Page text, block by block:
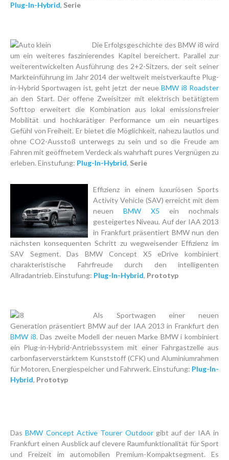
Plug-In-Hybrid, Serie
Die Erfolgsgeschichte des BMW i8 wird
um ein weiteres faszinierendes Kapitel bereichert. Parallel zur
weiterentwickelten Ausführung des 2+2-Sitzers, der seit seiner
Markteinführung im Jahr 2014 der weltweit meistverkaufte Plug-
in-Hybrid Sportwagen ist, geht jetzt der neueBMW i8 Roadster
an den Start. Der offene Zweisitzer mit elektrisch betätigtem
Softtop erweitert die Kombination aus lokal emissionsfreier
Mobilität und hochkarätiger Performance um ein neuartiges
Gefühl von Freiheit. Er bietet die Möglichkeit, nahezu lautlos und
ohne CO2-Ausstoß unterwegs zu sein und so die Freude am
Fahren mit geöffnetem Verdeck als wahrhaft pures Vergnügen zu
erleben. Einstufung: Plug-In-Hybrid, Serie
Effizienz in einem luxuriösen Sports
Activity Vehicle (SAV) erreicht mit dem
neuen BMW X5 ein nochmals
gesteigertes Niveau. Auf der IAA 2013
in Frankfurt präsentiert BMW nun den
nächsten konsequenten Schritt zu wegweisender Effizienz im
SAV Segment. Das BMW Concept X5 eDrive kombiniert
charakteristische Fahrfreude durch den intelligenten
Allradantrieb. Einstufung: Plug-In-Hybrid, Prototyp
Als Sportwagen einer neuen
Generation präsentiert BMW auf der IAA 2013 in Frankfurt den
BMW i8. Das zweite Modell der neuen Marke BMW i kombiniert
ein Plug-in-Hybrid-Antriebssystem mit einer Fahrgastzelle aus
carbonfaserverstärktem Kunststoff (CFK) und Aluminiumrahmen
für Motoren, Energiespeicher und Fahrwerk. Einstufung: Plug-In-
Hybrid, Prototyp
DasBMW Concept Active Tourer Outdoorgibt auf der IAA in
Frankfurt einen Ausblick auf clevere Raumfunktionalität für Sport
und Freizeit im automobilen Premium-Kompaktsegment. Es